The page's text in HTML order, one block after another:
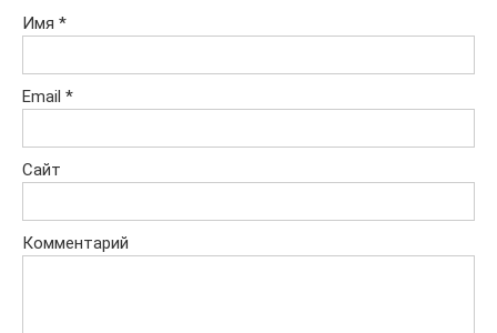
Имя *
Email *
Сайт
Комментарий